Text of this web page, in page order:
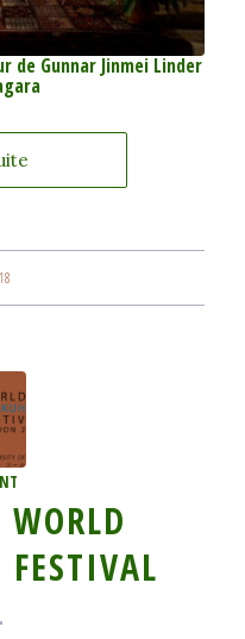
Gunnar Jinmei Linder